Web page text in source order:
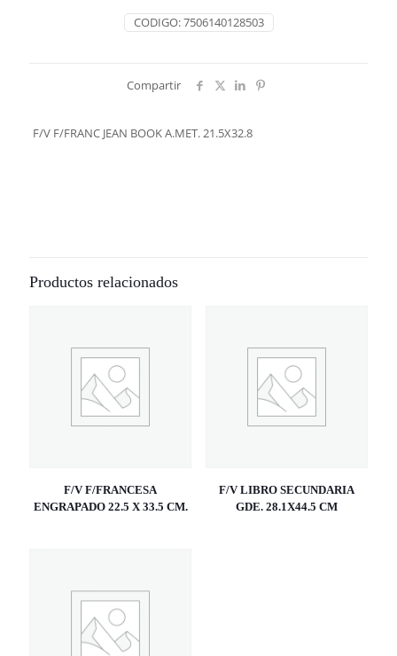
CODIGO:7506140128503
Compartir
F/V F/FRANC JEAN BOOK A.MET. 21.5X32.8
Productos relacionados
F/V F/FRANCESA
ENGRAPADO 22.5 X 33.5 CM.
F/V LIBRO SECUNDARIA
GDE. 28.1X44.5 CM